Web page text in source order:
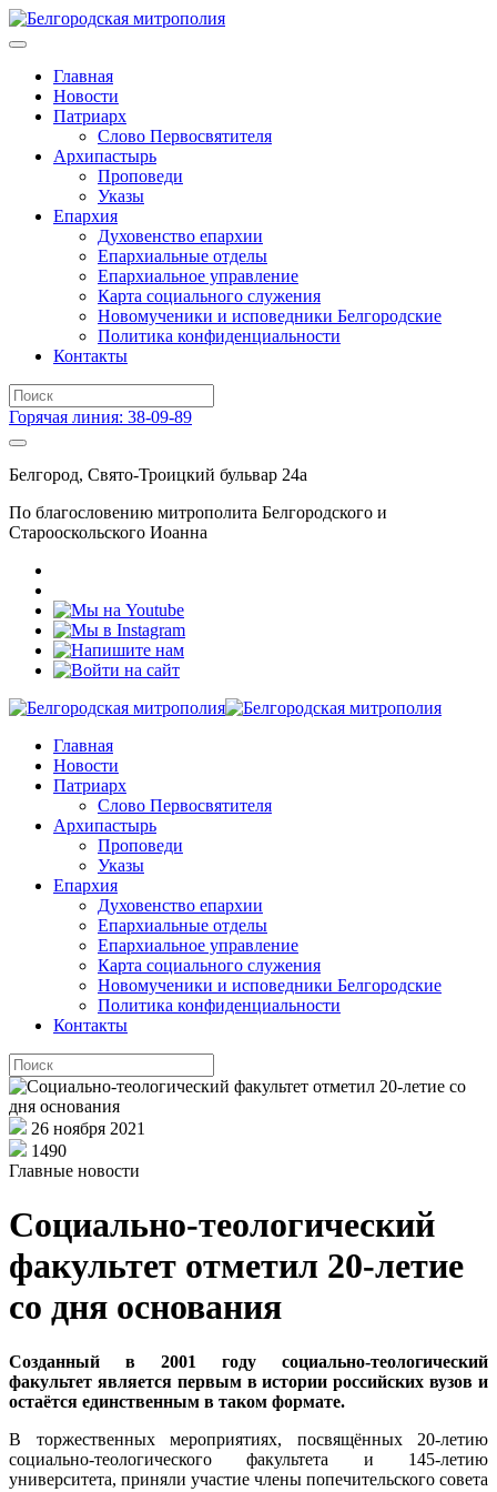
Главная
Новости
Патриарх
Слово Первосвятителя
Архипастырь
Проповеди
Указы
Епархия
Духовенство епархии
Епархиальные отделы
Епархиальное управление
Карта социального служения
Новомученики и исповедники Белгородские
Политика конфиденциальности
Контакты
Горячая линия: 38-09-89
Белгород, Свято-Троицкий бульвар 24а
По благословению митрополита Белгородского и
Старооскольского Иоанна
Главная
Новости
Патриарх
Слово Первосвятителя
Архипастырь
Проповеди
Указы
Епархия
Духовенство епархии
Епархиальные отделы
Епархиальное управление
Карта социального служения
Новомученики и исповедники Белгородские
Политика конфиденциальности
Контакты
26 ноября 2021
1490
Главные новости
Социально-теологический
факультет отметил 20-летие
со дня основания
Созданный в 2001 году социально-теологический
факультет является первым в истории российских вузов и
остаётся единственным в таком формате.
В торжественных мероприятиях, посвящённых 20-летию
социально-теологического факультета и 145-летию
университета, приняли участие члены попечительского совета